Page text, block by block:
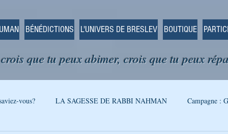
BÉNÉDICTIONS L'UNIVERS DE BRESLEV BOUTIQUE
que tu peux abimer, crois que tu peux
vous? LA SAGESSE DE RABBI NAHMAN Campagne :